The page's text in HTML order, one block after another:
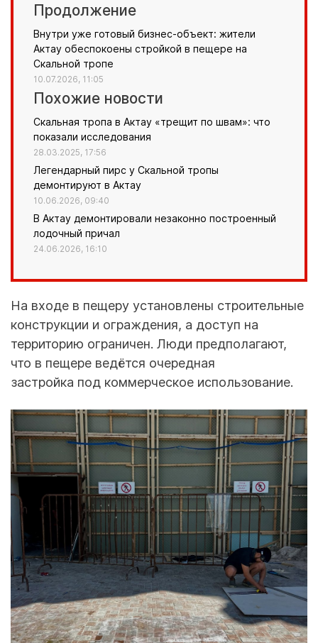
Продолжение
Внутри уже готовый бизнес-объект: жители
Актау обеспокоены стройкой в пещере на
Скальной тропе
10.07.2026, 11:05
Похожие новости
Скальная тропа в Актау «трещит по швам»: что
показали исследования
28.03.2025, 17:56
Легендарный пирс у Скальной тропы
демонтируют в Актау
10.06.2026, 09:40
В Актау демонтировали незаконно построенный
лодочный причал
24.06.2026, 16:10
На входе в пещеру установлены строительные
конструкции и ограждения, а доступ на
территорию ограничен. Люди предполагают,
что в пещере ведётся очередная
застройка под коммерческое использование.